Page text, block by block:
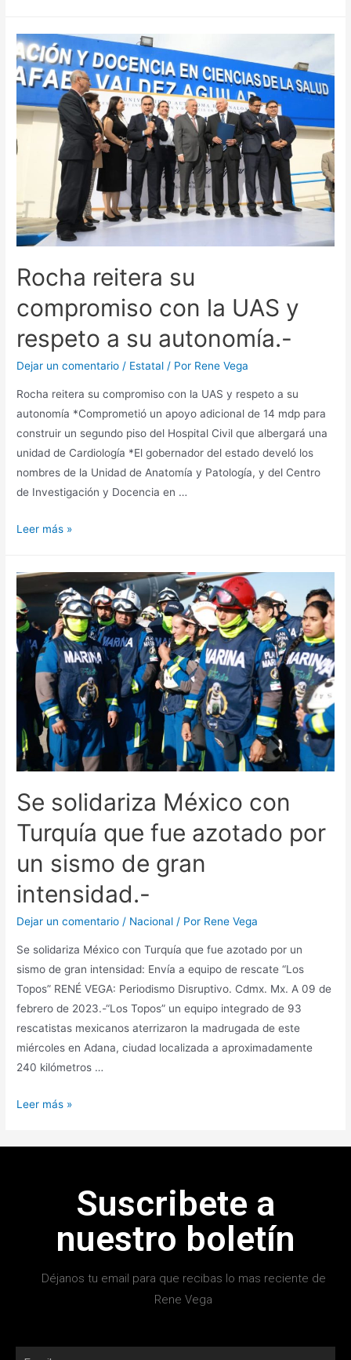
Rocha reitera su
compromiso con la UAS y
respeto a su autonomía.-
Dejar un comentario / Estatal / Por Rene Vega
Rocha reitera su compromiso con la UAS y respeto a su
autonomía *Comprometió un apoyo adicional de 14 mdp para
construir un segundo piso del Hospital Civil que albergará una
unidad de Cardiología *El gobernador del estado develó los
nombres de la Unidad de Anatomía y Patología, y del Centro
de Investigación y Docencia en …
Leer más »
Se solidariza México con
Turquía que fue azotado por
un sismo de gran
intensidad.-
Dejar un comentario / Nacional / Por Rene Vega
Se solidariza México con Turquía que fue azotado por un
sismo de gran intensidad: Envía a equipo de rescate “Los
Topos” RENÉ VEGA: Periodismo Disruptivo. Cdmx. Mx. A 09 de
febrero de 2023.-“Los Topos” un equipo integrado de 93
rescatistas mexicanos aterrizaron la madrugada de este
miércoles en Adana, ciudad localizada a aproximadamente
240 kilómetros …
Leer más »
Suscribete a
nuestro boletín
Déjanos tu email para que recibas lo mas reciente de
Rene Vega